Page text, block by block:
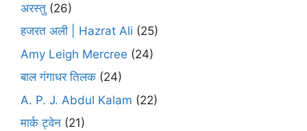
अरस्तु (26)
हजरत अली | Hazrat Ali (25)
Amy Leigh Mercree (24)
बाल गंगाधर तिलक (24)
A. P. J. Abdul Kalam (22)
मार्क ट्वेन (21)